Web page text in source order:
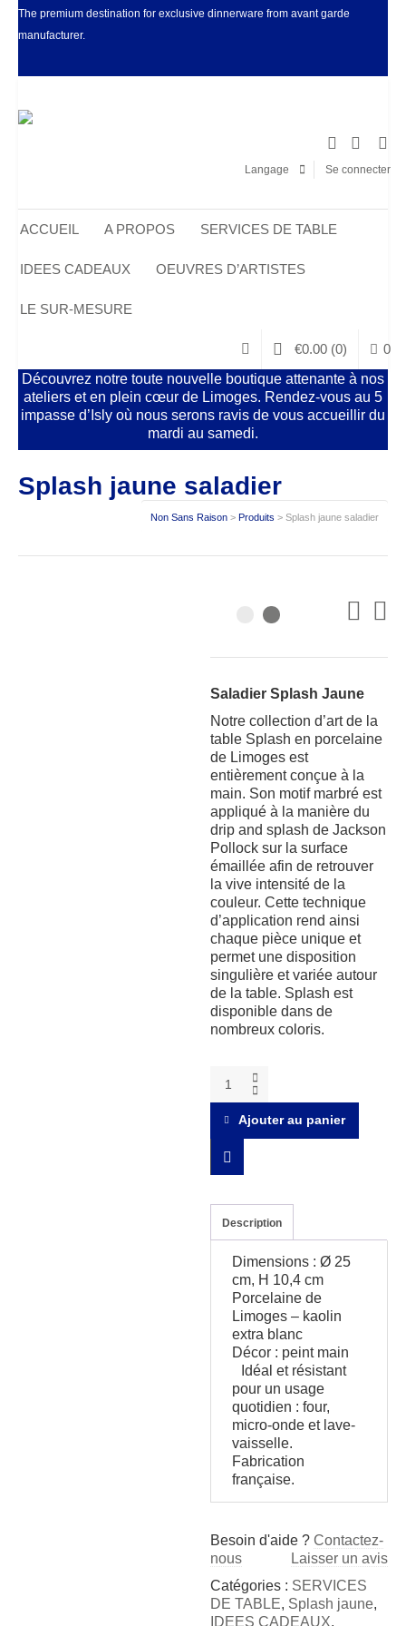
The premium destination for exclusive dinnerware from avant garde
manufacturer.
Langage Se connecter
ACCUEIL A PROPOS SERVICES DE TABLE
IDEES CADEAUX OEUVRES D’ARTISTES
LE SUR-MESURE
€0.00 (0)
0
Découvrez notre toute nouvelle boutique attenante à nos
ateliers et en plein cœur de Limoges. Rendez-vous au 5
impasse d’Isly où nous serons ravis de vous accueillir du
mardi au samedi.
Splash jaune saladier
Non Sans Raison > Produits > Splash jaune saladier
Saladier Splash Jaune
Notre collection d’art de la
table Splash en porcelaine
de Limoges est
entièrement conçue à la
main. Son motif marbré est
appliqué à la manière du
drip and splash de Jackson
Pollock sur la surface
émaillée afin de retrouver
la vive intensité de la
couleur. Cette technique
d’application rend ainsi
chaque pièce unique et
permet une disposition
singulière et variée autour
de la table. Splash est
disponible dans de
nombreux coloris.
jaune
quantity
Ajouter au panier
Description
Dimensions : Ø 25
cm, H 10,4 cm
Porcelaine de
Limoges – kaolin
extra blanc
Décor : peint main
Idéal et résistant
pour un usage
quotidien : four,
micro-onde et lave-
vaisselle.
Fabrication
française.
Besoin d'aide ?Contactez-
nous
Laisser un avis
Catégories : SERVICES
DE TABLE, Splash jaune,
IDEES CADEAUX,